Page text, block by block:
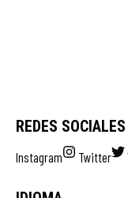
REDES SOCIALES
Instagram Twitter